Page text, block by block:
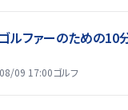
ルファーのための10
09 17:00ゴルフ